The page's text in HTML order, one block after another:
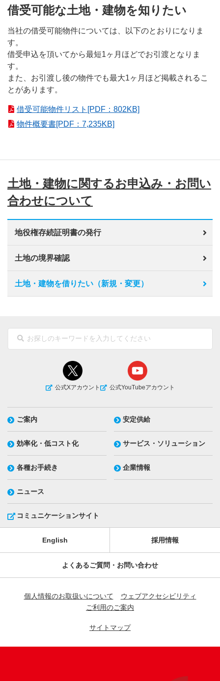
借受可能な土地・建物を知りたい
当社の借受可能物件については、以下のとおりになりま
す。
借受申込を頂いてから最短1ヶ月ほどでお引渡となりま
す。
また、お引渡し後の物件でも最大1ヶ月ほど掲載されるこ
とがあります。
借受可能物件リスト[PDF：802KB]
物件概要書[PDF：7,235KB]
土地・建物に関するお申込み・お問い
合わせについて
地役権存続証明書の発行
土地の境界確認
土地・建物を借りたい（新規・変更）
公式Xアカウント 公式YouTubeアカウント
ご案内 安定供給
効率化・低コスト化 サービス・ソリューション
各種お手続き 企業情報
ニュース
コミュニケーションサイト
English 採用情報
よくあるご質問・お問い合わせ
個人情報のお取扱いについて
ウェブアクセシビリティ
ご利用のご案内
サイトマップ